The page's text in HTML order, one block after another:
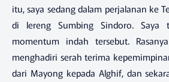
itu, saya sedang dalam perjalanan ke
di lereng Sumbing Sindoro. Saya
momentum indah tersebut.
menghadiri serah terima
dari Mayong kepada Alghif, dan